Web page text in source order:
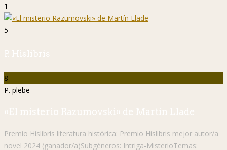
1
5
P. Hislibris
8
P. plebe
«El misterio Razumovski» de Martín Llade
Premio Hislibris literatura histórica: Premio Hislibris mejor autor/a
novel 2024 (ganador/a)Subgéneros: Intriga-MisterioTemas: